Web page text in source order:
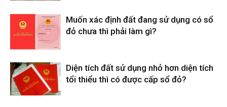
Muốn xác định đất đang sử dụng có sổ
đỏ chưa thì phải làm gì?
Diện tích đất sử dụng nhỏ hơn diện tích
tổi thiểu thì có được cấp sổ đỏ?